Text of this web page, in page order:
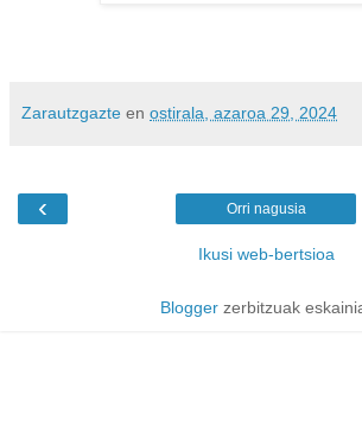
Zarautzgazte en ostirala, azaroa 29, 2024
‹ Orri nagusia
Ikusi web-bertsioa
Blogger zerbitzuak